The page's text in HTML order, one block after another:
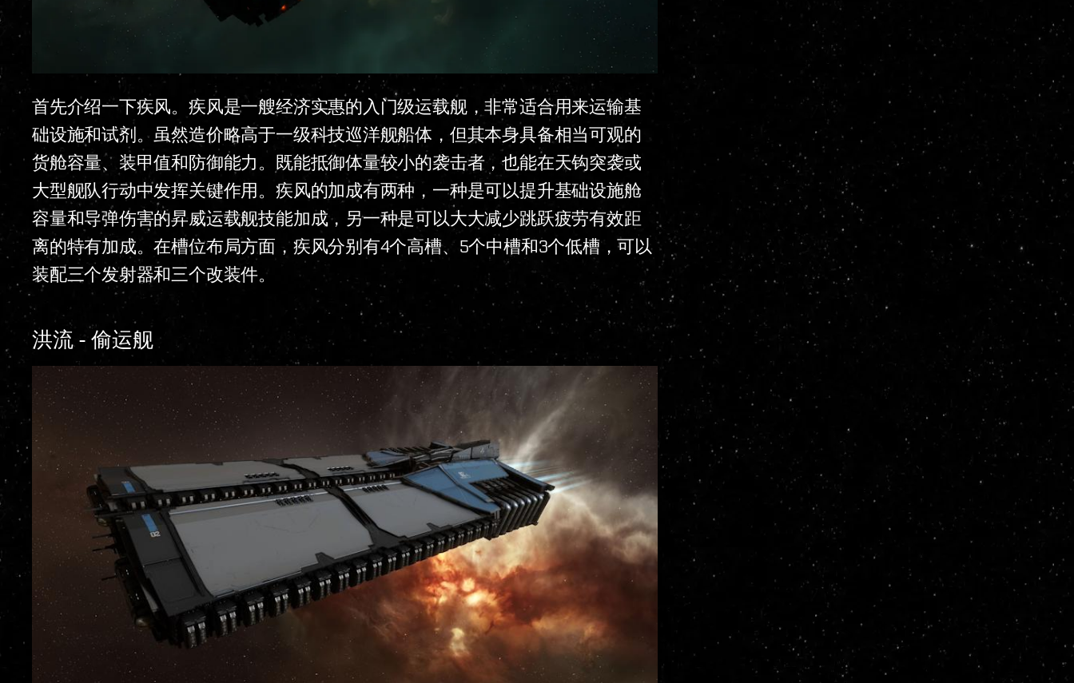
首先介绍一下疾风。疾风是一艘经济实惠的入门级运载舰，非常适合用来运输基
础设施和试剂。虽然造价略高于一级科技巡洋舰船体，但其本身具备相当可观的
货舱容量、装甲值和防御能力。既能抵御体量较小的袭击者，也能在天钩突袭或
大型舰队行动中发挥关键作用。疾风的加成有两种，一种是可以提升基础设施舱
容量和导弹伤害的昇威运载舰技能加成，另一种是可以大大减少跳跃疲劳有效距
离的特有加成。在槽位布局方面，疾风分别有4个高槽、5个中槽和3个低槽，可以
装配三个发射器和三个改装件。
洪流 - 偷运舰